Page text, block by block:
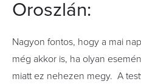
Oroszlán:
Nagyon fontos, hogy a mai
még akkor is, ha olyan
miatt ez nehezen megy. A